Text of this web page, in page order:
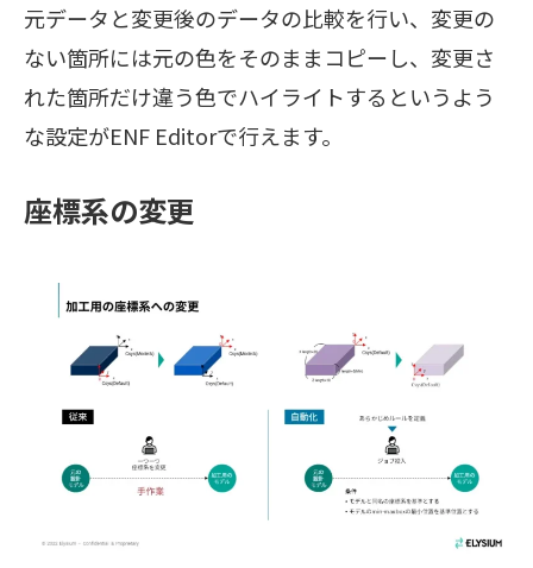
元データと変更後のデータの比較を行い、変更の
ない箇所には元の色をそのままコピーし、変更さ
れた箇所だけ違う色でハイライトするというよう
な設定がENF Editorで行えます。
座標系の変更